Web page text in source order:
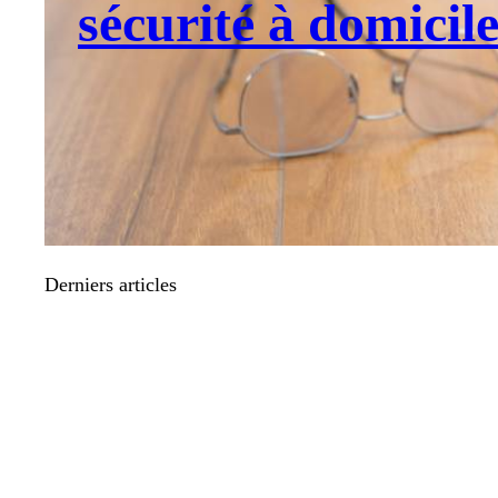
sécurité à domicile
Derniers articles